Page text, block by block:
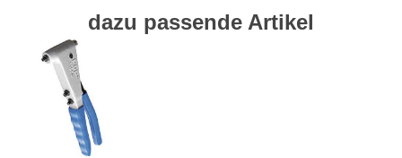
dazu passende Artikel